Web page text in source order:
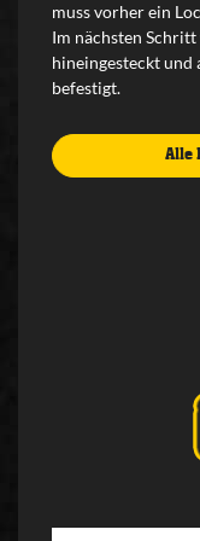
muss vorher ein
Im nächsten
hineingesteckt
befestigt.
Alle